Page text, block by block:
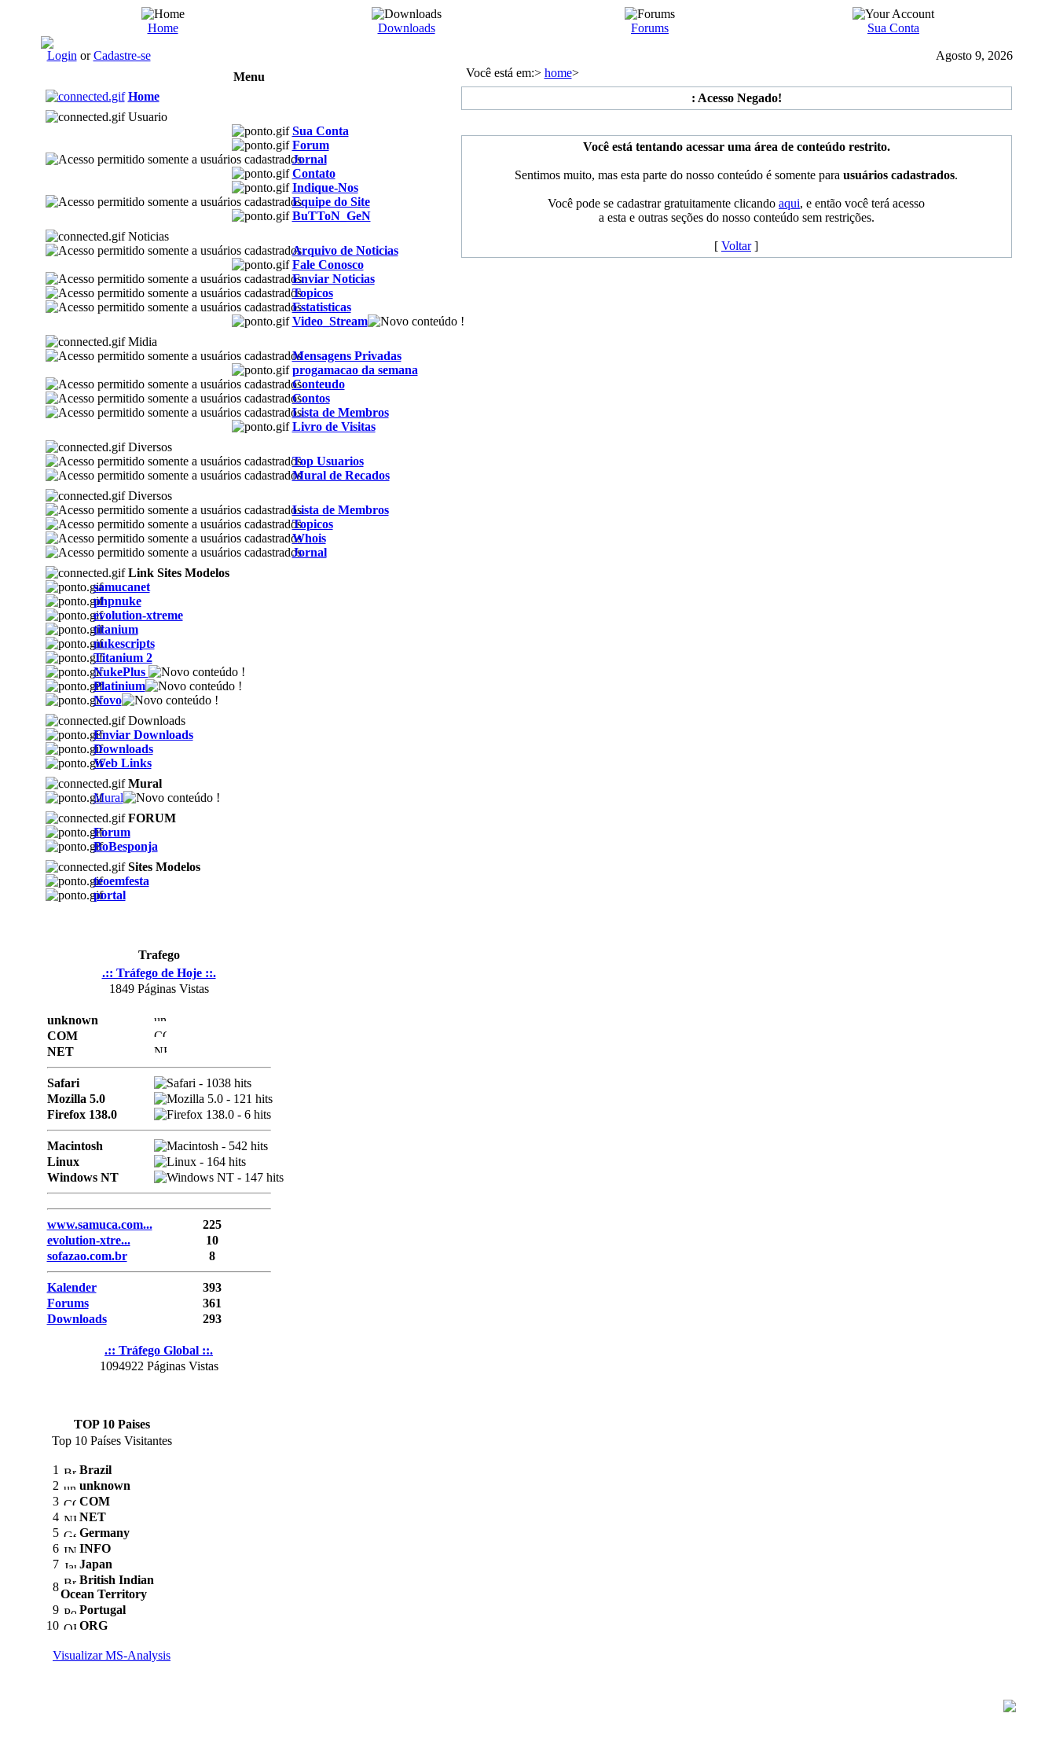
Home Downloads Forums Sua Conta
Login orCadastre-se
Agosto 9, 2026
Menu
Home
Usuario
Sua Conta
Forum
Jornal
Contato
Indique-Nos
Equipe do Site
BuTToN_GeN
Noticias
Arquivo de Noticias
Fale Conosco
Enviar Noticias
Topicos
Estatisticas
Video_Stream
Midia
Mensagens Privadas
progamacao da semana
Conteudo
Contos
Lista de Membros
Livro de Visitas
Diversos
Top Usuarios
Mural de Recados
Diversos
Lista de Membros
Topicos
Whois
Jornal
Link Sites Modelos
samucanet
phpnuke
evolution-xtreme
titanium
nukescripts
Titanium 2
NukePlus
Platinium
Novo
Downloads
Enviar Downloads
Downloads
Web Links
Mural
Mural
FORUM
Forum
BoBesponja
Sites Modelos
teoemfesta
portal
Trafego
.:: Tráfego de Hoje ::.
1849 Páginas Vistas
unknown
COM
NET
Safari
Mozilla 5.0
Firefox 138.0
Macintosh
Linux
Windows NT
www.samuca.com...
225
evolution-xtre...
10
sofazao.com.br
8
Kalender
393
Forums
361
Downloads
293
.:: Tráfego Global ::.
1094922 Páginas Vistas
TOP 10 Paises
Top 10 Países Visitantes
1
Brazil
2
unknown
3
COM
4
NET
5
Germany
6
INFO
7
Japan
8
British Indian
Ocean Territory
9
Portugal
10
ORG
Visualizar MS-Analysis
Você está em:> home>
: Acesso Negado!
Você está tentando acessar uma área de conteúdo restrito.
Sentimos muito, mas esta parte do nosso conteúdo é somente para usuários cadastrados.
Você pode se cadastrar gratuitamente clicando aqui, e então você terá acesso
a esta e outras seções do nosso conteúdo sem restrições.
[ Voltar]